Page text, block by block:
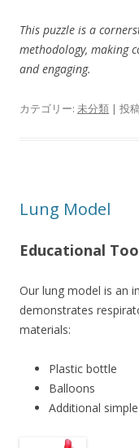
This puzzle is a
methodology, making
and engaging.
カテゴリー: 未分類 | 投
Lung Model
Educational
Our lung model is an
demonstrates
materials:
Plastic bottle
Balloons
Additional